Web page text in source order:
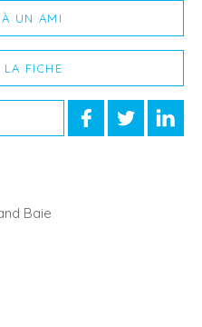
UN AMI
LA FICHE
Baie